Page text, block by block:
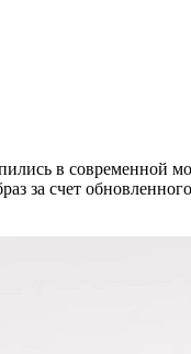
в современной
за счет